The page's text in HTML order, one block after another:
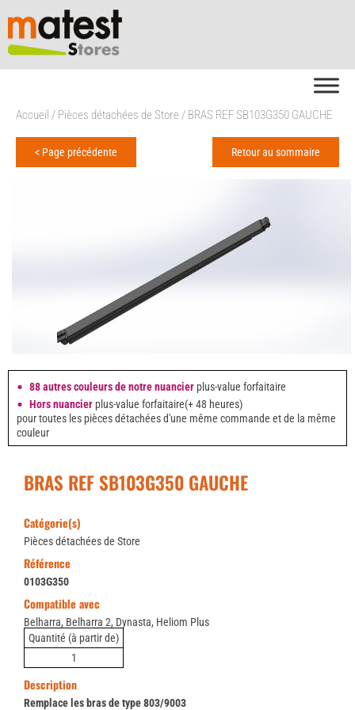
Accueil / Pièces détachées de Store / BRAS REF SB103G350 GAUCHE
< Page précédente Retour au sommaire
88 autres couleurs de notre nuancier plus-value forfaitaire
Hors nuancier plus-value forfaitaire(+ 48 heures)
pour toutes les pièces détachées d'une même commande et de la même
couleur
BRAS REF SB103G350 GAUCHE
Catégorie(s)
Pièces détachées de Store
Référence
0103G350
Compatible avec
Belharra, Belharra 2, Dynasta, Heliom Plus
Quantité (à partir de)
1
Description
Remplace les bras de type 803/9003